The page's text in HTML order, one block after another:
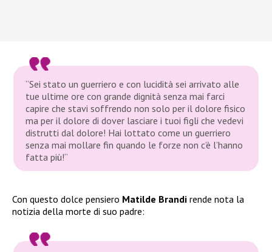
“Sei stato un guerriero e con lucidità sei arrivato alle
tue ultime ore con grande dignità senza mai farci
capire che stavi soffrendo non solo per il dolore fisico
ma per il dolore di dover lasciare i tuoi figli che vedevi
distrutti dal dolore! Hai lottato come un guerriero
senza mai mollare fin quando le forze non c’è l’hanno
fatta più!“
Con questo dolce pensiero Matilde Brandi rende nota la
notizia della morte di suo padre: